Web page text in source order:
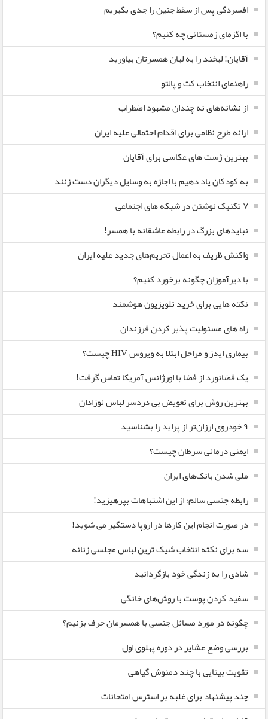
افسردگی پس از سقط جنین را جدی بگیریم
با اگزمای زمستانی چه کنیم؟
آقایان! لبخند را به لبان همسرتان بیاورید
راهنمای انتخاب کت و پالتو
از نشانه‌های نه چندان مشهود اضطراب
ارائه طرح نظامی برای اقدام احتمالی علیه ایران
بهترین ژست های عکاسی برای آقایان
به کودکان یاد دهیم با اجازه به وسایل دیگران دست زنند
۷ تکنیک نوشتن در شبکه های اجتماعی
نبایدهای بزرگ در رابطه عاشقانه با همسر!
واکنش ظریف به اعمال تحریم‌های جدید علیه ایران
با دیرآموزان چگونه برخورد کنیم؟
نکته هایی برای خرید تلویزیون هوشمند
راه های مسئولیت پذیر کردن فرزندان
بیماری ایدز و مراحل ابتلا به ویروس HIV چیست؟
یک فضانورد از فضا با اورژانس آمریکا تماس گرفت!
بهترین روش برای تعویض بی دردسر لباس نوزادان
٩ خودروی ارزان‌تر از پراید را بشناسید
ایمنی درمانی سرطان چیست؟
ملی شدن بانک‌های ایران
رابطه جنسی سالم؛ از این اشتباهات بپرهیزید!
در صورت انجام این کارها در اروپا دستگیر می شوید!
سه برای نکته انتخاب شیک ترین لباس مجلسی زنانه
شادی را به زندگی خود بازگردانید
سفید کردن پوست با روش‌های خانگی
چگونه در مورد مسائل جنسی با همسرمان حرف بزنیم؟
بررسی وضع عشایر در دوره پهلوی اول
تقویت بینایی با چند دمنوش گیاهی
چند پیشنهاد برای غلبه بر استرس امتحانات